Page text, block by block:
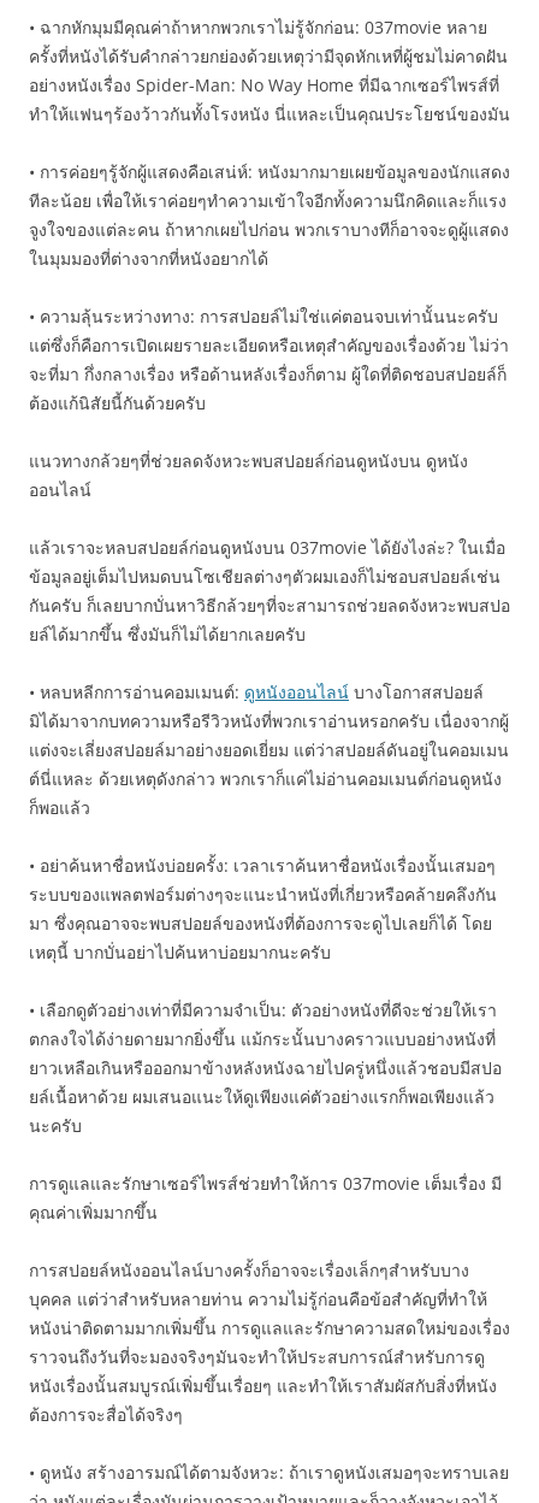
• ฉากหักมุมมีคุณค่าถ้าหากพวกเราไม่รู้จักก่อน: 037movie หลาย
ครั้งที่หนังได้รับคำกล่าวยกย่องด้วยเหตุว่ามีจุดหักเหที่ผู้ชมไม่คาดฝัน
อย่างหนังเรื่อง Spider-Man: No Way Home ที่มีฉากเซอร์ไพรส์ที่
ทำให้แฟนๆร้องว้าวกันทั้งโรงหนัง นี่แหละเป็นคุณประโยชน์ของมัน
• การค่อยๆรู้จักผู้แสดงคือเสน่ห์: หนังมากมายเผยข้อมูลของนักแสดง
ทีละน้อย เพื่อให้เราค่อยๆทำความเข้าใจอีกทั้งความนึกคิดและก็แรง
จูงใจของแต่ละคน ถ้าหากเผยไปก่อน พวกเราบางทีก็อาจจะดูผู้แสดง
ในมุมมองที่ต่างจากที่หนังอยากได้
• ความลุ้นระหว่างทาง: การสปอยล์ไม่ใช่แค่ตอนจบเท่านั้นนะครับ
แต่ซึ่งก็คือการเปิดเผยรายละเอียดหรือเหตุสำคัญของเรื่องด้วย ไม่ว่า
จะที่มา กึ่งกลางเรื่อง หรือด้านหลังเรื่องก็ตาม ผู้ใดที่ติดชอบสปอยล์ก็
ต้องแก้นิสัยนี้กันด้วยครับ
แนวทางกล้วยๆที่ช่วยลดจังหวะพบสปอยล์ก่อนดูหนังบน ดูหนัง
ออนไลน์
แล้วเราจะหลบสปอยล์ก่อนดูหนังบน 037movie ได้ยังไงล่ะ? ในเมื่อ
ข้อมูลอยู่เต็มไปหมดบนโซเชียลต่างๆตัวผมเองก็ไม่ชอบสปอยล์เช่น
กันครับ ก็เลยบากบั่นหาวิธีกล้วยๆที่จะสามารถช่วยลดจังหวะพบสปอ
ยล์ได้มากขึ้น ซึ่งมันก็ไม่ได้ยากเลยครับ
• หลบหลีกการอ่านคอมเมนต์: ดูหนังออนไลน์ บางโอกาสสปอยล์
มิได้มาจากบทความหรือรีวิวหนังที่พวกเราอ่านหรอกครับ เนื่องจากผู้
แต่งจะเลี่ยงสปอยล์มาอย่างยอดเยี่ยม แต่ว่าสปอยล์ดันอยู่ในคอมเมน
ต์นี่แหละ ด้วยเหตุดังกล่าว พวกเราก็แค่ไม่อ่านคอมเมนต์ก่อนดูหนัง
ก็พอแล้ว
• อย่าค้นหาชื่อหนังบ่อยครั้ง: เวลาเราค้นหาชื่อหนังเรื่องนั้นเสมอๆ
ระบบของแพลตฟอร์มต่างๆจะแนะนำหนังที่เกี่ยวหรือคล้ายคลึงกัน
มา ซึ่งคุณอาจจะพบสปอยล์ของหนังที่ต้องการจะดูไปเลยก็ได้ โดย
เหตุนี้ บากบั่นอย่าไปค้นหาบ่อยมากนะครับ
• เลือกดูตัวอย่างเท่าที่มีความจำเป็น: ตัวอย่างหนังที่ดีจะช่วยให้เรา
ตกลงใจได้ง่ายดายมากยิ่งขึ้น แม้กระนั้นบางคราวแบบอย่างหนังที่
ยาวเหลือเกินหรือออกมาข้างหลังหนังฉายไปครู่หนึ่งแล้วชอบมีสปอ
ยล์เนื้อหาด้วย ผมเสนอแนะให้ดูเพียงแค่ตัวอย่างแรกก็พอเพียงแล้ว
นะครับ
การดูแลและรักษาเซอร์ไพรส์ช่วยทำให้การ 037movie เต็มเรื่อง มี
คุณค่าเพิ่มมากขึ้น
การสปอยล์หนังออนไลน์บางครั้งก็อาจจะเรื่องเล็กๆสำหรับบาง
บุคคล แต่ว่าสำหรับหลายท่าน ความไม่รู้ก่อนคือข้อสำคัญที่ทำให้
หนังน่าติดตามมากเพิ่มขึ้น การดูแลและรักษาความสดใหม่ของเรื่อง
ราวจนถึงวันที่จะมองจริงๆมันจะทำให้ประสบการณ์สำหรับการดู
หนังเรื่องนั้นสมบูรณ์เพิ่มขึ้นเรื่อยๆ และทำให้เราสัมผัสกับสิ่งที่หนัง
ต้องการจะสื่อได้จริงๆ
• ดูหนัง สร้างอารมณ์ได้ตามจังหวะ: ถ้าเราดูหนังเสมอๆจะทราบเลย